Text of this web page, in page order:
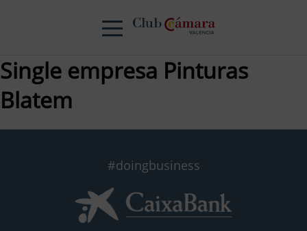
Single empresa Pinturas
Blatem
#doingbusiness